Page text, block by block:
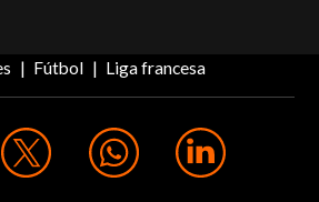
Fútbol Liga francesa